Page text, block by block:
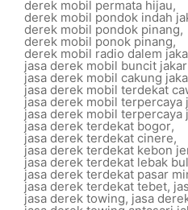
derek mobil permata hijau,
derek mobil pondok indah
derek mobil pondok pinang,
derek mobil ponok pinang,
derek mobil radio dalem
jasa derek mobil buncit
jasa derek mobil cakung
jasa derek mobil terdekat
jasa derek mobil terpercaya
jasa derek mobil terpercaya
jasa derek terdekat bogor,
jasa derek terdekat cinere,
jasa derek terdekat kebon
jasa derek terdekat lebak
jasa derek terdekat pasar
jasa derek terdekat tebet,
jasa derek towing, jasa